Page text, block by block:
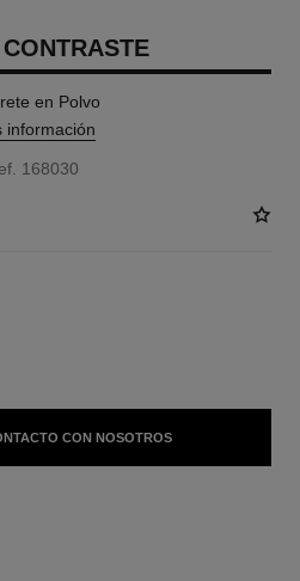
en Polvo
información
168030
CON NOSOTROS